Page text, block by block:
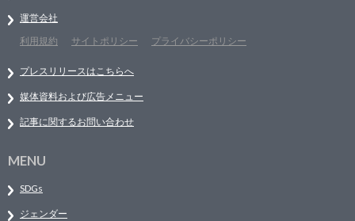
運営会社
利用規約
サイトポリシー プライバシーポリシー
プレスリリースはこちらへ
媒体資料および広告メニュー
記事に関するお問い合わせ
MENU
SDGs
ジェンダー